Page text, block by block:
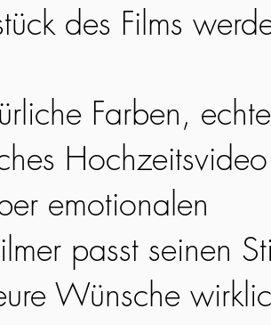
des Films
Farben,
Hochzeitsvideo
emotionalen
passt seinen
Wünsche